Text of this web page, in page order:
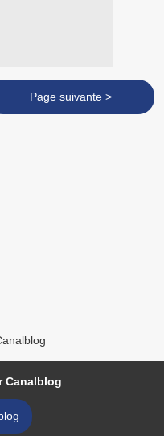
Page suivante >
Canalblog